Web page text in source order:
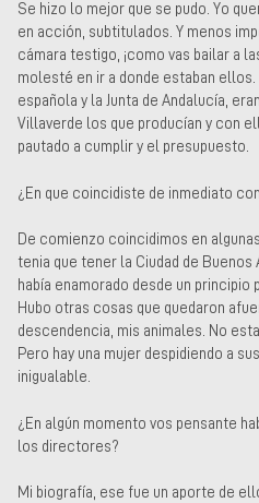
Se hizo lo mejor que se pudo. Yo
en acción, subtitulados. Y menos
cámara testigo, ¡como vas bailar a
molesté en ir a donde estaban
española y la Junta de Andalucía,
Villaverde los que producían y con
pautado a cumplir y el presupuesto.
¿En que coincidiste de inmediato
De comienzo coincidimos en
tenia que tener la Ciudad de Buenos
había enamorado desde un principio
Hubo otras cosas que quedaron
descendencia, mis animales. No esta
Pero hay una mujer despidiendo a
inigualable.
¿En algún momento vos pensante
los directores?
Mi biografía, ese fue un aporte de